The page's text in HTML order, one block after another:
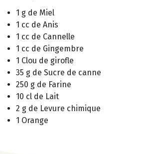
1 g de Miel
1 cc de Anis
1 cc de Cannelle
1 cc de Gingembre
1 Clou de girofle
35 g de Sucre de canne
250 g de Farine
10 cl de Lait
2 g de Levure chimique
1 Orange